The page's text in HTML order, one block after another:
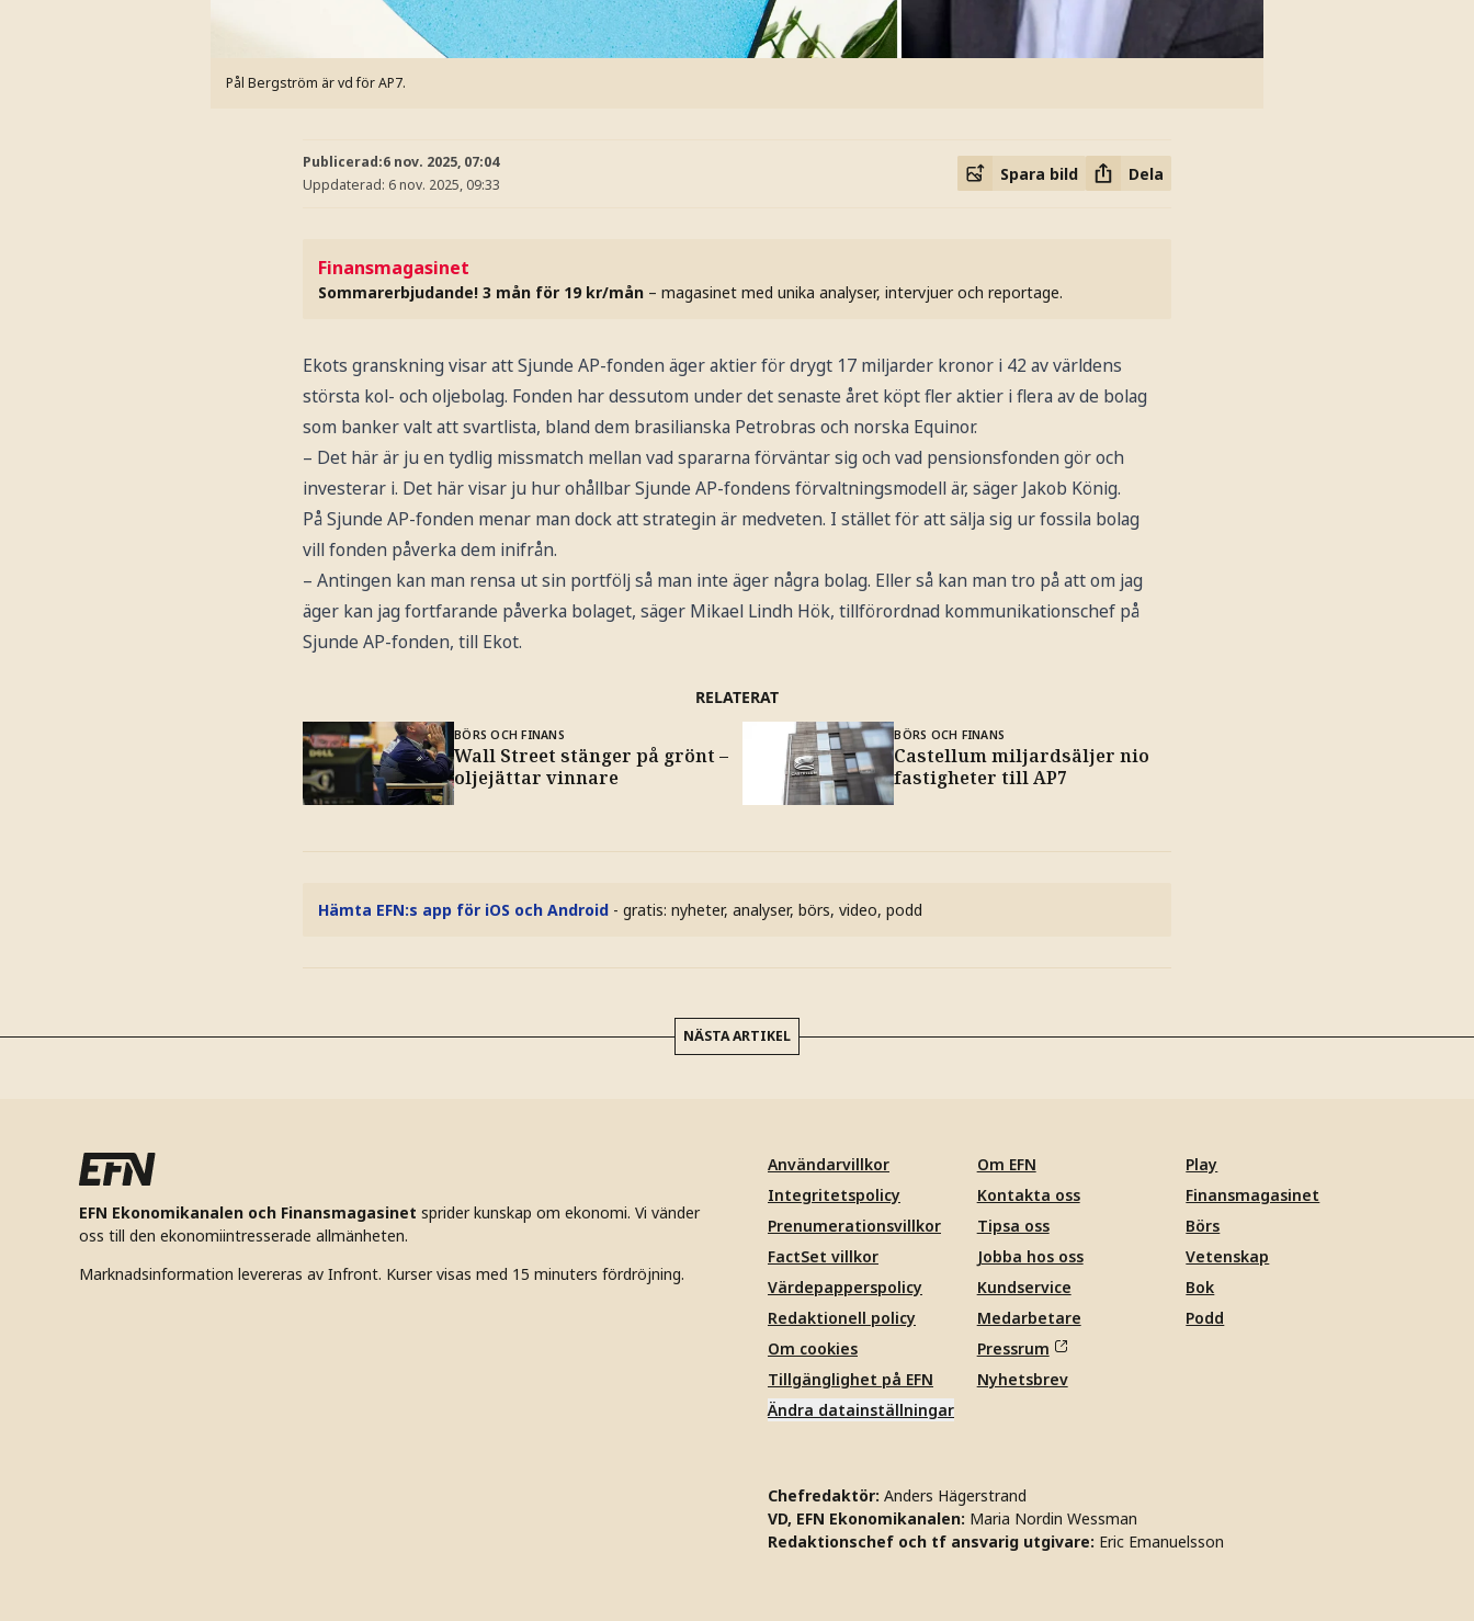
Pål Bergström är vd för AP7.
Publicerad:6 nov. 2025, 07:04
Uppdaterad: 6 nov. 2025, 09:33
Spara bild Dela
Finansmagasinet
Sommarerbjudande! 3 mån för 19 kr/mån – magasinet med unika analyser, intervjuer och reportage.
Ekots granskning visar att Sjunde AP-fonden äger aktier för drygt 17 miljarder kronor i 42 av världens
största kol- och oljebolag. Fonden har dessutom under det senaste året köpt fler aktier i flera av de bolag
som banker valt att svartlista, bland dem brasilianska Petrobras och norska Equinor.
– Det här är ju en tydlig missmatch mellan vad spararna förväntar sig och vad pensionsfonden gör och
investerar i. Det här visar ju hur ohållbar Sjunde AP-fondens förvaltningsmodell är, säger Jakob König.
På Sjunde AP-fonden menar man dock att strategin är medveten. I stället för att sälja sig ur fossila bolag
vill fonden påverka dem inifrån.
– Antingen kan man rensa ut sin portfölj så man inte äger några bolag. Eller så kan man tro på att om jag
äger kan jag fortfarande påverka bolaget, säger Mikael Lindh Hök, tillförordnad kommunikationschef på
Sjunde AP-fonden, till Ekot.
RELATERAT
BÖRS OCH FINANS
Wall Street stänger på grönt –
oljejättar vinnare
BÖRS OCH FINANS
Castellum miljardsäljer nio
fastigheter till AP7
Hämta EFN:s app för iOS och Android - gratis: nyheter, analyser, börs, video, podd
NÄSTA ARTIKEL
EFN Ekonomikanalen och Finansmagasinet sprider kunskap om ekonomi. Vi vänder
oss till den ekonomiintresserade allmänheten.
Marknadsinformation levereras av Infront. Kurser visas med 15 minuters fördröjning.
Användarvillkor
Integritetspolicy
Prenumerationsvillkor
FactSet villkor
Värdepapperspolicy
Redaktionell policy
Om cookies
Tillgänglighet på EFN
Ändra datainställningar
Om EFN
Kontakta oss
Tipsa oss
Jobba hos oss
Kundservice
Medarbetare
Pressrum
Nyhetsbrev
Play
Finansmagasinet
Börs
Vetenskap
Bok
Podd
Chefredaktör: Anders Hägerstrand
VD, EFN Ekonomikanalen: Maria Nordin Wessman
Redaktionschef och tf ansvarig utgivare: Eric Emanuelsson